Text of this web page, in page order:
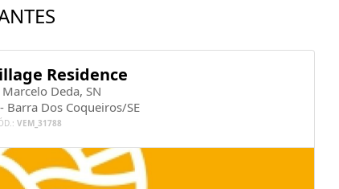
Residence
Deda, SN
Barra Dos Coqueiros/SE
VEM_31788